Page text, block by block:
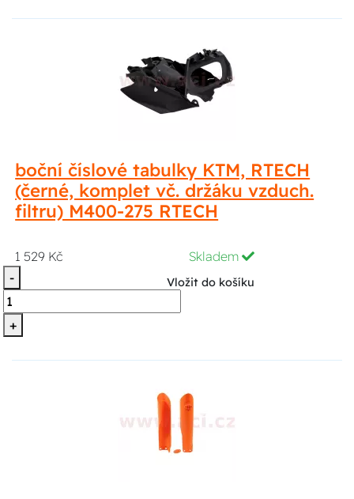
boční číslové tabulky KTM, RTECH
(černé, komplet vč. držáku vzduch.
filtru) M400-275 RTECH
1 529 Kč
Skladem
-
+
Vložit do košíku